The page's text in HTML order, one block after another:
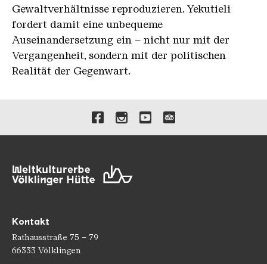
Gewaltverhältnisse reproduzieren. Yekutieli
fordert damit eine unbequeme
Auseinandersetzung ein – nicht nur mit der
Vergangenheit, sondern mit der politischen
Realität der Gegenwart.
Verlinkungen zu unseren
Kontakt
Rathausstraße 75 – 79
66333 Völklingen